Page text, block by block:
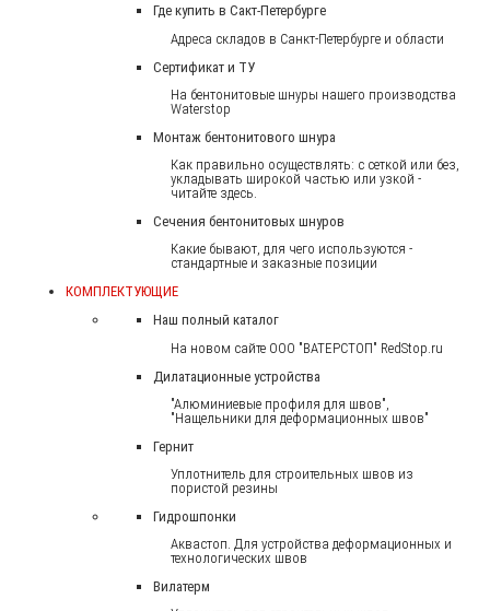
Где купить в Сакт-Петербурге
Адреса складов в Санкт-Петербурге и области
Сертификат и ТУ
На бентонитовые шнуры нашего производства
Waterstop
Монтаж бентонитового шнура
Как правильно осуществлять: с сеткой или без,
укладывать широкой частью или узкой -
читайте здесь.
Сечения бентонитовых шнуров
Какие бывают, для чего используются -
стандартные и заказные позиции
КОМПЛЕКТУЮЩИЕ
Наш полный каталог
На новом сайте ООО "ВАТЕРСТОП" RedStop.ru
Дилатационные устройства
"Алюминиевые профиля для швов",
"Нащельники для деформационных швов"
Гернит
Уплотнитель для строительных швов из
пористой резины
Гидрошпонки
Аквастоп. Для устройства деформационных и
технологических швов
Вилатерм